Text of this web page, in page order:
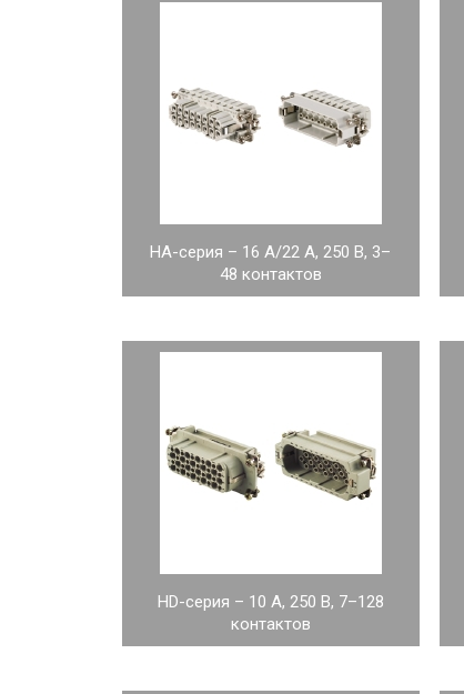
HA-серия – 16 А/22 А, 250 В, 3–
48 контактов
HD-серия – 10 А, 250 В, 7–128
контактов